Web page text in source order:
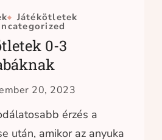
Játékötletek
0-3
20, 2023
érzés a
után, amikor az anyuka